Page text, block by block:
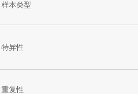
样本类型
特异性
重复性